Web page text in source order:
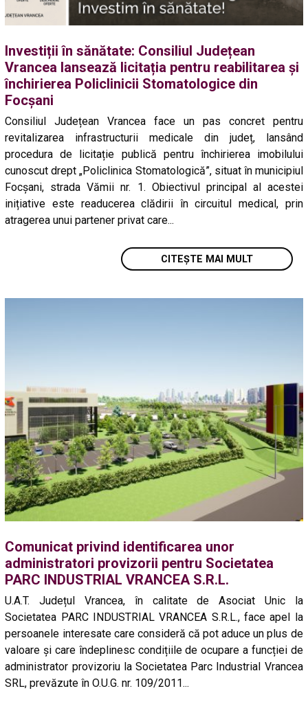
Investiții în sănătate: Consiliul Județean
Vrancea lansează licitația pentru reabilitarea și
închirierea Policlinicii Stomatologice din
Focșani
Consiliul Județean Vrancea face un pas concret pentru
revitalizarea infrastructurii medicale din județ, lansând
procedura de licitație publică pentru închirierea imobilului
cunoscut drept „Policlinica Stomatologică”, situat în municipiul
Focșani, strada Vămii nr. 1. Obiectivul principal al acestei
inițiative este readucerea clădirii în circuitul medical, prin
atragerea unui partener privat care...
CITEȘTE MAI MULT
Comunicat privind identificarea unor
administratori provizorii pentru Societatea
PARC INDUSTRIAL VRANCEA S.R.L.
U.A.T. Județul Vrancea, în calitate de Asociat Unic la
Societatea PARC INDUSTRIAL VRANCEA S.R.L., face apel la
persoanele interesate care consideră că pot aduce un plus de
valoare și care îndeplinesc condițiile de ocupare a funcției de
administrator provizoriu la Societatea Parc Industrial Vrancea
SRL, prevăzute în O.U.G. nr. 109/2011...